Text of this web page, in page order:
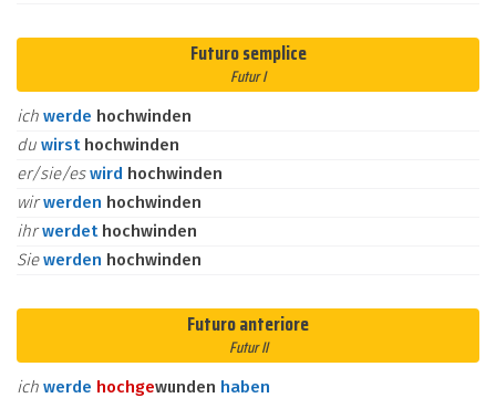
Futuro semplice
Futur I
ich werde hochwinden
du wirst hochwinden
er/sie/eswird hochwinden
wirwerden hochwinden
ihrwerdet hochwinden
Siewerden hochwinden
Futuro anteriore
Futur II
ich werde hochgewunden haben